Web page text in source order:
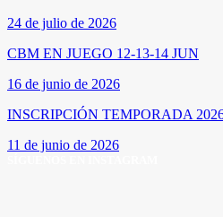
24 de julio de 2026
CBM EN JUEGO 12-13-14 JUN
16 de junio de 2026
INSCRIPCIÓN TEMPORADA
11 de junio de 2026